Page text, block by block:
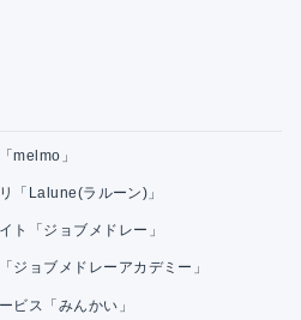
melmo」
「Lalune(ラルーン)」
ト「ジョブメドレー」
ジョブメドレーアカデミー」
ビス「みんかい」